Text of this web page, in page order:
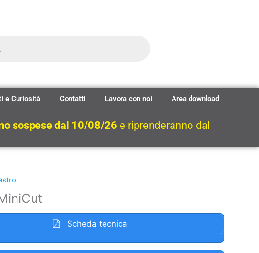
e Curiosità Contatti Lavora con noi Area download
sospese dal 10/08/26 e riprenderanno dal
Scheda tecnica